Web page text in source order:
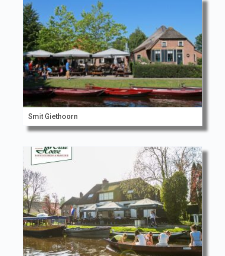
Smit Giethoorn